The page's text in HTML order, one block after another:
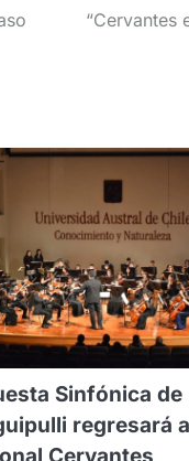
“Cervantes
Sinfónica de
regresará
Cervantes